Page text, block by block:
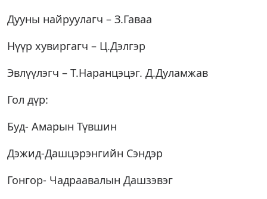
Дууны найруулагч – З.Гаваа
Нүүр хувиргагч – Ц.Дэлгэр
Эвлүүлэгч – Т.Наранцэцэг. Д.Дуламжав
Гол дүр:
Буд- Амарын Түвшин
Дэжид-Дашцэрэнгийн Сэндэр
Гонгор- Чадраавалын Дашзэвэг